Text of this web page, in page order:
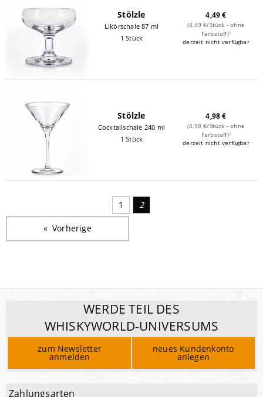
Stölzle
Likörschale 87 ml
1 Stück
4,49 €
(4,49 €/Stück - ohne
Farbstoff)¹
derzeit nicht verfügbar
Stölzle
Cocktailschale 240 ml
1 Stück
4,98 €
(4,98 €/Stück - ohne
Farbstoff)¹
derzeit nicht verfügbar
VorherigeSeite
1 2
WERDE TEIL DES
WHISKYWORLD-UNIVERSUMS
zum Newsletter
anmelden
neues Kundenkonto
anlegen
Zahlungsarten